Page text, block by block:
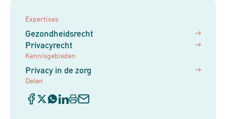
Expertises
Gezondheidsrecht
Privacyrecht
Kennisgebieden
Privacy in de zorg
Delen